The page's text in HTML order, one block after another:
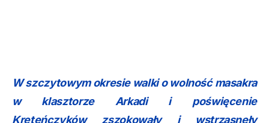
W szczytowym okresie walki o wolność masakra
w klasztorze Arkadi i poświęcenie
Kreteńczyków zszokowały i wstrząsnęły